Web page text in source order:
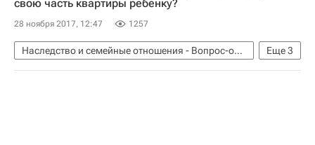
свою часть квартиры ребенку?
28 ноября 2017, 12:47 1257
Еще3
Наследство и семейные отношения - Вопрос-ответ - Полезное
Полезное
Вопрос-ответ – РИА Недвижимость